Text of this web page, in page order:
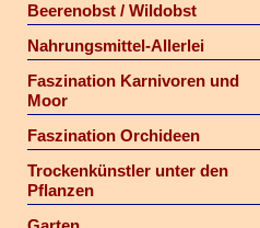
Beerenobst / Wildobst
Nahrungsmittel-Allerlei
Faszination Karnivoren und
Moor
Faszination Orchideen
Trockenkünstler unter den
Pflanzen